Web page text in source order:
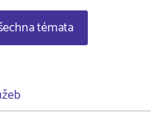
témata